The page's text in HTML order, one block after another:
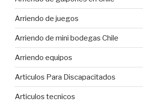
Arriendo de juegos
Arriendo de mini bodegas Chile
Arriendo equipos
Articulos Para Discapacitados
Articulos tecnicos